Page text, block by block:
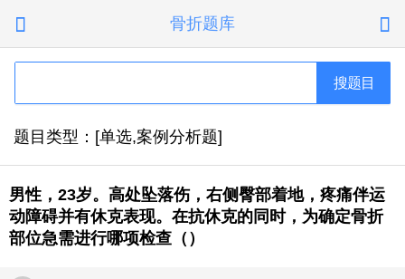
 骨折题库 
搜题目
题目类型：[单选,案例分析题]
男性，23岁。高处坠落伤，右侧臀部着地，疼痛伴运
动障碍并有休克表现。在抗休克的同时，为确定骨折
部位急需进行哪项检查（）